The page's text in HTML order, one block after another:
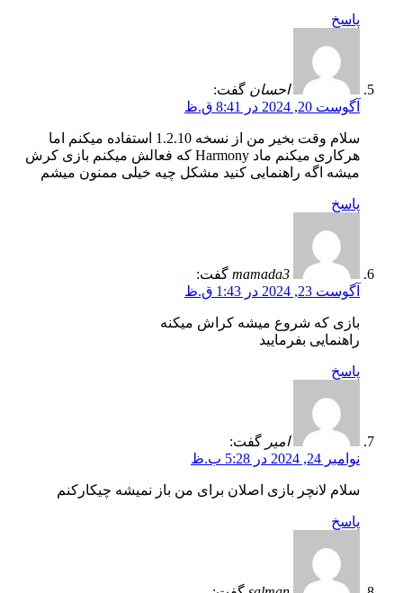
پاسخ
احسان گفت:
آگوست 20, 2024 در 8:41 ق.ظ
سلام وقت بخیر من از نسخه 1.2.10 استفاده میکنم اما
هرکاری میکنم ماد Harmony که فعالش میکنم بازی کرش
میشه اگه راهنمایی کنید مشکل چیه خیلی ممنون میشم
پاسخ
mamada3 گفت:
آگوست 23, 2024 در 1:43 ق.ظ
بازی که شروع میشه کراش میکنه
راهنمایی بفرمایید
پاسخ
امیر گفت:
نوامبر 24, 2024 در 5:28 ب.ظ
سلام لانچر بازی اصلان برای من باز نمیشه چیکارکنم
پاسخ